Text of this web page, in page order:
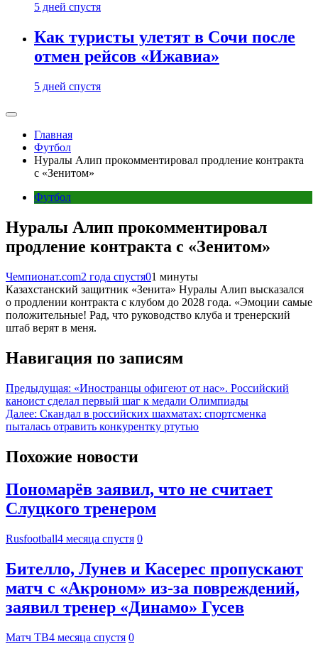
5 дней спустя
Как туристы улетят в Сочи после
отмен рейсов «Ижавиа»
5 дней спустя
Главная
Футбол
Нуралы Алип прокомментировал продление контракта
с «Зенитом»
Футбол
Нуралы Алип прокомментировал
продление контракта с «Зенитом»
Чемпионат.com2 года спустя01 минуты
Казахстанский защитник «Зенита» Нуралы Алип высказался
о продлении контракта с клубом до 2028 года. «Эмоции самые
положительные! Рад, что руководство клуба и тренерский
штаб верят в меня.
Навигация по записям
Предыдущая: «Иностранцы офигеют от нас». Российский
каноист сделал первый шаг к медали Олимпиады
Далее: Скандал в российских шахматах: спортсменка
пыталась отравить конкурентку ртутью
Похожие новости
Пономарёв заявил, что не считает
Слуцкого тренером
Rusfootball4 месяца спустя 0
Бителло, Лунев и Касерес пропускают
матч с «Акроном» из‑за повреждений,
заявил тренер «Динамо» Гусев
Матч ТВ4 месяца спустя 0